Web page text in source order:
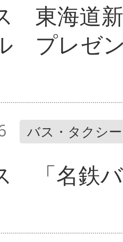
東海道
プレゼ
バス・タクシー
「名鉄